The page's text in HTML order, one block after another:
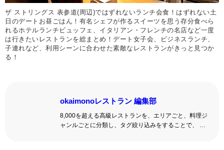
ザ ストリングス 表参道(周辺)ではずれないランチ会食！はずれない土
日のデートお昼ごはん！有名シェフが作るスイーツを思う存分食べら
れるホテルランチビュッフェ、イタリアン・フレンチの名店など一度
は行きたいレストランを総まとめ！デート女子会、ビジネスランチ、
子連れなど、利用シーンに合わせた素敵なレストランがきっと見つか
る！
okaimonoレストラン 編集部
8,000を超える高級レストランを、エリアごと、料理ジ
ャンルごとに分類し、タグ絞り込みをすることで、 い